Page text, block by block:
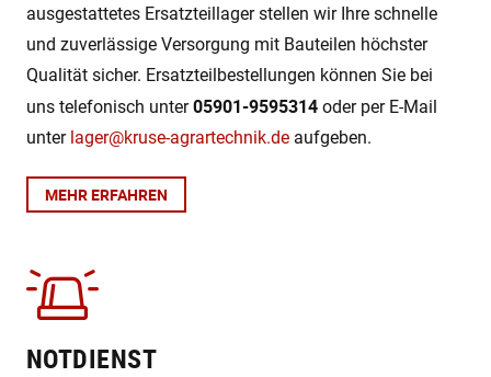
ausgestattetes Ersatzteillager stellen wir Ihre schnelle
und zuverlässige Versorgung mit Bauteilen höchster
Qualität sicher. Ersatzteilbestellungen können Sie bei
uns telefonisch unter05901-9595314 oder per E-Mail
unter lager@kruse-agrartechnik.de aufgeben.
MEHR ERFAHREN
NOTDIENST